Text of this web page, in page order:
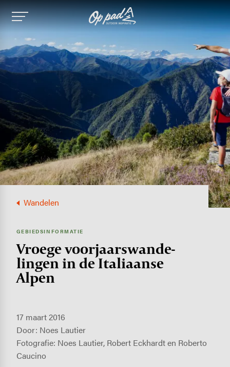
Image
Wandelen
GEBIEDSINFORMATIE
Vroege voor­jaars­wan­de­
lingen in de Italiaanse
Alpen
17 maart 2016
Door: Noes Lautier
Fotografie: Noes Lautier, Robert Eckhardt en Roberto
Caucino